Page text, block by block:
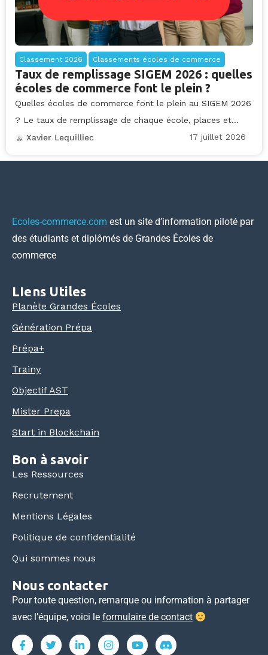
Classement 2026 Classements écoles de commerce
Taux de remplissage SIGEM 2026 : quelles
écoles de commerce font le plein ?
Quelles écoles de commerce font le plein au SIGEM 2026
? Le taux de remplissage de chaque école, places et...
Xavier Lequilliec
17 juillet 2026
Ecoles-commerce.com est un site d’information piloté par
des étudiants et diplômés de Grandes Écoles de
commerce
LIens Utiles
Planète Grandes Écoles
Génération Prépa
Prépa+
Trainy
Objectif AST
Mister Prepa
Start in Blockchain
Bon à savoir
Les Ressources
Recrutement
Mentions Légales
Politique de confidentialité
Qui sommes nous
Nous contacter
Pour toute question, remarque ou information à partager
avec l’équipe, voici le formulaire de contact